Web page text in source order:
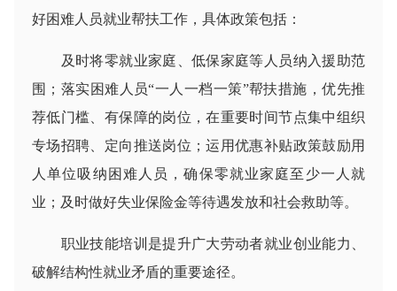
好困难人员就业帮扶工作，具体政策包括：
及时将零就业家庭、低保家庭等人员纳入援助范
围；落实困难人员“一人一档一策”帮扶措施，优先推
荐低门槛、有保障的岗位，在重要时间节点集中组织
专场招聘、定向推送岗位；运用优惠补贴政策鼓励用
人单位吸纳困难人员，确保零就业家庭至少一人就
业；及时做好失业保险金等待遇发放和社会救助等。
职业技能培训是提升广大劳动者就业创业能力、
破解结构性就业矛盾的重要途径。